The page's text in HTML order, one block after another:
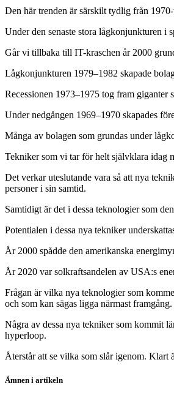
Den här trenden är särskilt tydlig från
Under den senaste stora lågkonjunkturen i
Går vi tillbaka till IT-kraschen år 2000
Lågkonjunkturen 1979–1982 skapade
Recessionen 1973–1975 tog fram
Under nedgången 1969–1970 skapades
Många av bolagen som grundas under
Tekniker som vi tar för helt självklara idag
Det verkar uteslutande vara så att nya
personer i sin samtid.
Samtidigt är det i dessa teknologier som
Potentialen i dessa nya tekniker
År 2000 spådde den amerikanska
År 2020 var solkraftsandelen av USA:s
Frågan är vilka nya teknologier som
och som kan sägas ligga närmast framgång.
Några av dessa nya tekniker som kommit
hyperloop.
Återstår att se vilka som slår igenom. Klart
Ämnen i artikeln